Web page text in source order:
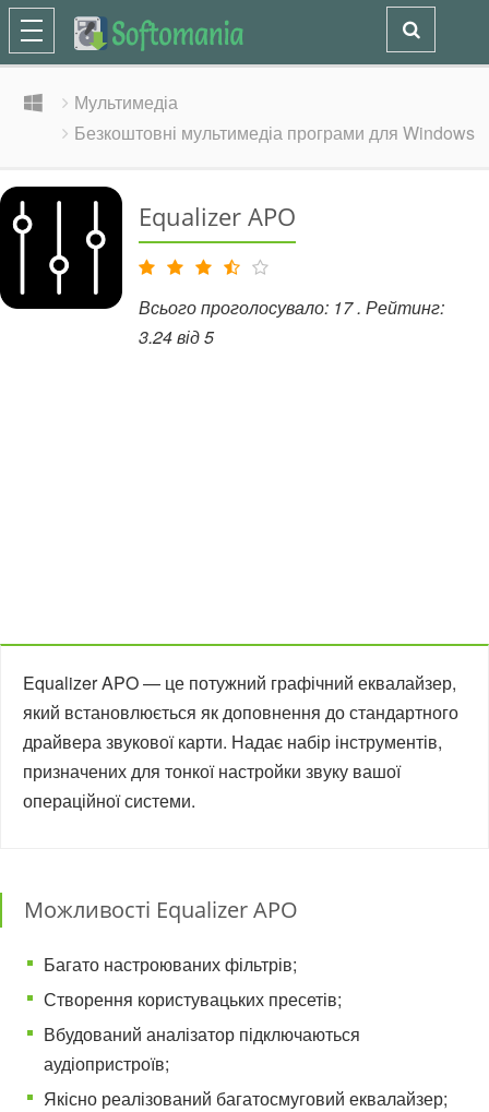
Мультимедіа
Безкоштовні мультимедіа програми для Windows
Equalizer APO
Всього проголосувало: 17. Рейтинг:
3.24від5
Equalizer APO — це потужний графічний еквалайзер,
який встановлюється як доповнення до стандартного
драйвера звукової карти. Надає набір інструментів,
призначених для тонкої настройки звуку вашої
операційної системи.
Можливості Equalizer APO
Багато настроюваних фільтрів;
Створення користувацьких пресетів;
Вбудований аналізатор підключаються
аудіопристроїв;
Якісно реалізований багатосмуговий еквалайзер;